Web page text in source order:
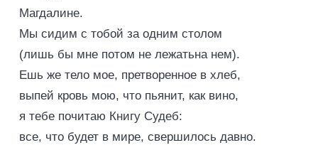
Магдалине.
Мы сидим с тобой за одним столом
(лишь бы мне потом не лежатьна нем).
Ешь же тело мое, претворенное в хлеб,
выпей кровь мою, что пьянит, как вино,
я тебе почитаю Книгу Судеб:
все, что будет в мире, свершилось давно.